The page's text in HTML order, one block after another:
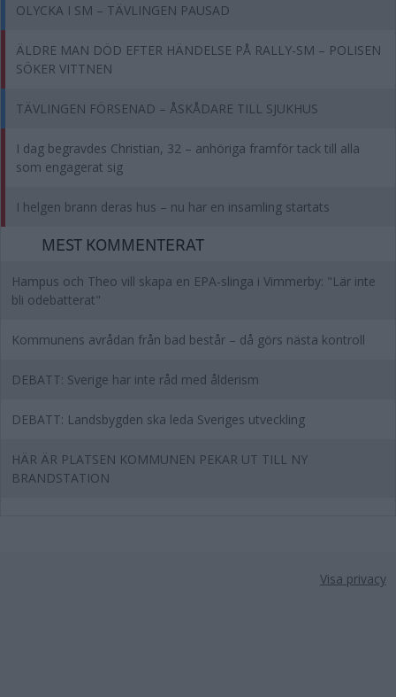
OLYCKA I SM – TÄVLINGEN PAUSAD
ÄLDRE MAN DÖD EFTER HÄNDELSE PÅ RALLY-SM – POLISEN
SÖKER VITTNEN
TÄVLINGEN FÖRSENAD – ÅSKÅDARE TILL SJUKHUS
I dag begravdes Christian, 32 – anhöriga framför tack till alla
som engagerat sig
I helgen brann deras hus – nu har en insamling startats
MEST KOMMENTERAT
Hampus och Theo vill skapa en EPA-slinga i Vimmerby: "Lär inte
bli odebatterat"
Kommunens avrådan från bad består – då görs nästa kontroll
DEBATT: Sverige har inte råd med ålderism
DEBATT: Landsbygden ska leda Sveriges utveckling
HÄR ÄR PLATSEN KOMMUNEN PEKAR UT TILL NY
BRANDSTATION
Visa privacy